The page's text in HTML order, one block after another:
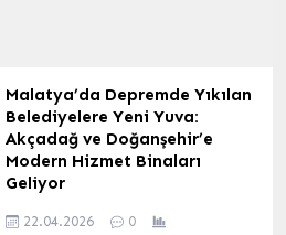
Malatya’da Depremde Yıkılan
Belediyelere Yeni Yuva:
Akçadağ ve Doğanşehir’e
Modern Hizmet Binaları
Geliyor
22.04.2026 0